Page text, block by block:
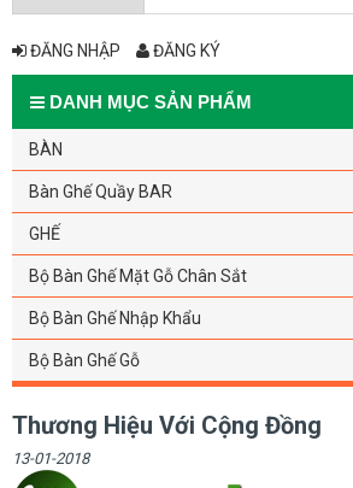
ĐĂNG NHẬP ĐĂNG KÝ
DANH MỤC SẢN PHẨM
BÀN
Bàn Ghế Quầy BAR
GHẾ
Bộ Bàn Ghế Mặt Gỗ Chân Sắt
Bộ Bàn Ghế Nhập Khẩu
Bộ Bàn Ghế Gỗ
Thương Hiệu Với Cộng Đồng
13-01-2018